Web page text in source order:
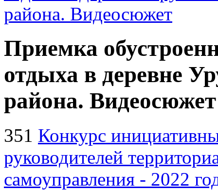
Приемка
отдыха в деревне
района. Видеосюжет
351 Конкурс
руководителей
самоуправления - 2022